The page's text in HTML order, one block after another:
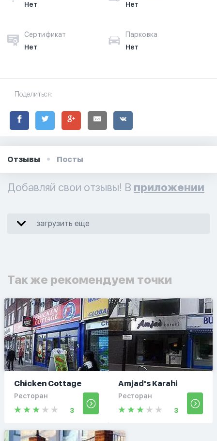
Нет
Нет
Сертификат
Нет
Парковка
Нет
Поделиться:
Отзывы Посты
Добавляй свои отзывы! В приложении
загрузить еще
Так же рекомендуем точки
Chicken Cottage
Ресторан
3
Amjad's Karahi
Ресторан
3